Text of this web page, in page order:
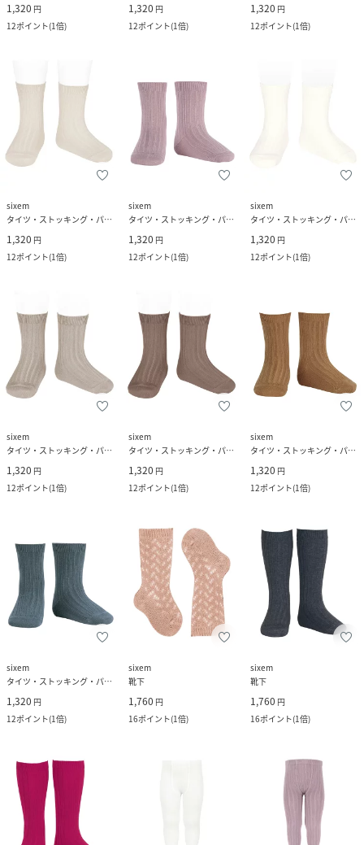
1,320 円
12ポイント(1倍)
1,320 円
12ポイント(1倍)
1,320 円
12ポイント(1倍)
sixem
タイツ・ストッキング・パンスト
1,320 円
12ポイント(1倍)
sixem
タイツ・ストッキング・パンスト
1,320 円
12ポイント(1倍)
sixem
タイツ・ストッキング・パンスト
1,320 円
12ポイント(1倍)
sixem
タイツ・ストッキング・パンスト
1,320 円
12ポイント(1倍)
sixem
タイツ・ストッキング・パンスト
1,320 円
12ポイント(1倍)
sixem
タイツ・ストッキング・パンスト
1,320 円
12ポイント(1倍)
sixem
タイツ・ストッキング・パンスト
1,320 円
12ポイント(1倍)
sixem
靴下
1,760 円
16ポイント(1倍)
sixem
靴下
1,760 円
16ポイント(1倍)